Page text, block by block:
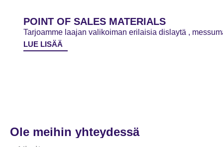
POINT OF SALES MATERIALS
Tarjoamme laajan valikoiman erilaisia dislaytä ,
LUE LISÄÄ
Ole meihin yhteydessä